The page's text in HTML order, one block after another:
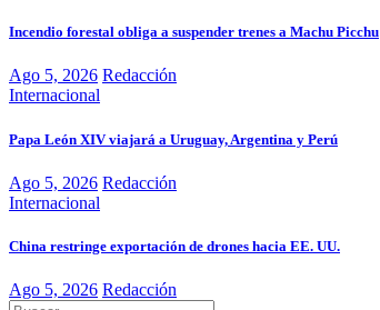
Incendio forestal obliga a suspender trenes a Machu Picchu
Ago 5, 2026 Redacción
Internacional
Papa León XIV viajará a Uruguay, Argentina y Perú
Ago 5, 2026 Redacción
Internacional
China restringe exportación de drones hacia EE. UU.
Ago 5, 2026 Redacción